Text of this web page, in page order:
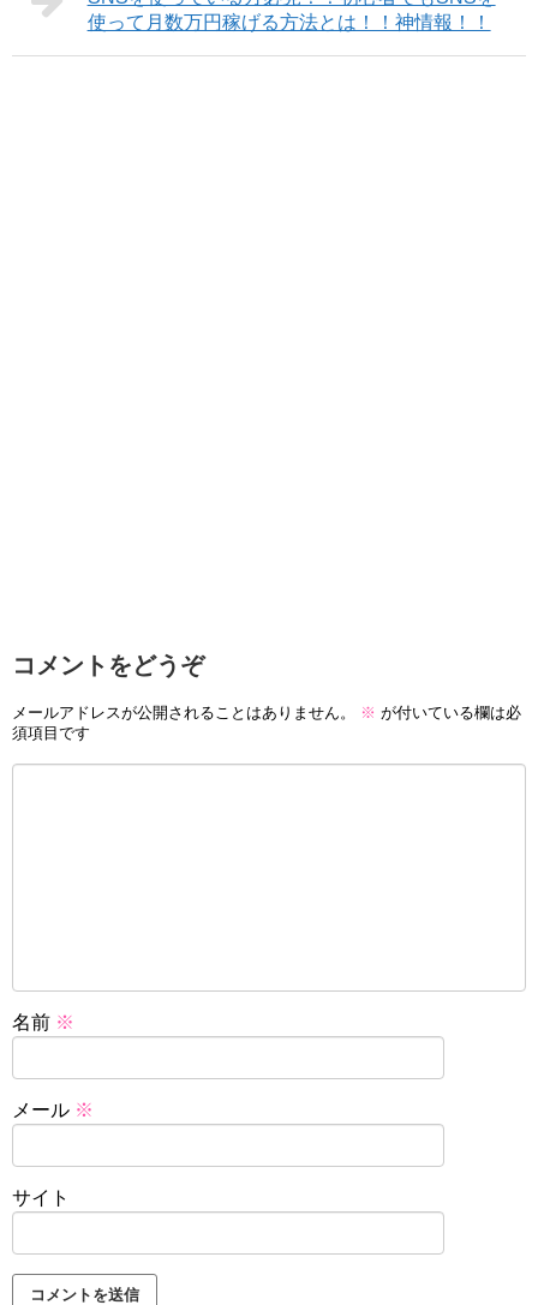
使って月数万円稼げる方法とは！！神情報！！
コメントをどうぞ
メールアドレスが公開されることはありません。 ※ が付いている欄は必
須項目です
名前 ※
メール ※
サイト